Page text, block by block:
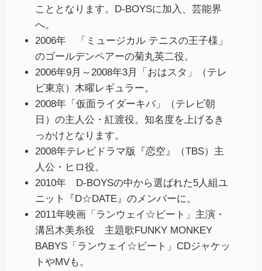
こととなります。D-BOYSに加入、芸能界
へ。
2006年 「ミュージカル テニスの王子様」
のゴールデンペアーの菊丸英二役。
2006年9月～2008年3月「おはスタ」（テレ
ビ東京）木曜レギュラー。
2008年「仮面ライダーキバ」（テレビ朝
日）の主人公・紅渡役。知名度を上げるき
っかけとなります。
2008年テレビドラマ版『恋空』（TBS）主
人公・ヒロ役。
2010年 D-BOYSの中から選ばれた5人組ユ
ニット『D☆DATE』のメンバーに。
2011年映画「ランウェイ☆ビート」主演・
溝呂木美糸役 主題歌FUNKY MONKEY
BABYS「ランウェイ☆ビート」CDジャケッ
トやMVも。